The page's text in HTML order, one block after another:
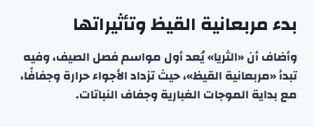
بدء مربعانية القيظ وتأثيراتها
وأضاف أن «الثريا» يُعد أول مواسم فصل الصيف، وفيه
تبدأ «مربعانية القيظ»، حيث تزداد الأجواء حرارة وجفافًا،
مع بداية الموجات الغبارية وجفاف النباتات.